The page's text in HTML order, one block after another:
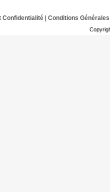
Confidentialité| Conditions Générales